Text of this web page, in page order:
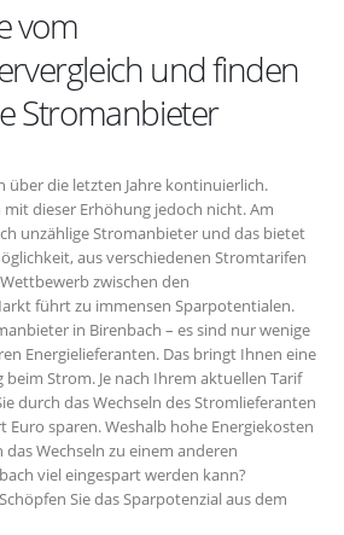
vom
und finden
Stromanbieter
über die letzten Jahre kontinuierlich.
dieser Erhöhung jedoch nicht. Am
unzählige Stromanbieter und das bietet
aus verschiedenen Stromtarifen
zwischen den
führt zu immensen Sparpotentialen.
in Birenbach – es sind nur wenige
Energielieferanten. Das bringt Ihnen eine
Strom. Je nach Ihrem aktuellen Tarif
durch das Wechseln des Stromlieferanten
sparen. Weshalb hohe Energiekosten
Wechseln zu einem anderen
viel eingespart werden kann?
Schöpfen Sie das Sparpotenzial aus dem